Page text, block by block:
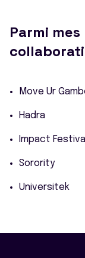
Parmi
Move Ur
Hadra
Impact Festival
Sorority
Universitek